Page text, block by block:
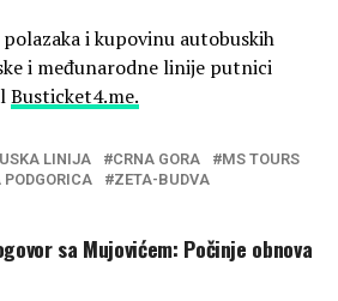
i kupovinu autobuskih
i međunarodne linije putnici
Busticket4.me.
LINIJA CRNA GORA
MS TOURS
PODGORICA ZETA-BUDVA
sa Mujovićem: Počinje obnova